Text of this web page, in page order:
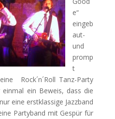
e“
eingeb
aut-
und
promp
t
Rock´n´Roll Tanz-Party
einmal ein Beweis, dass die
eine erstklassige Jazzband
Partyband mit Gespür für